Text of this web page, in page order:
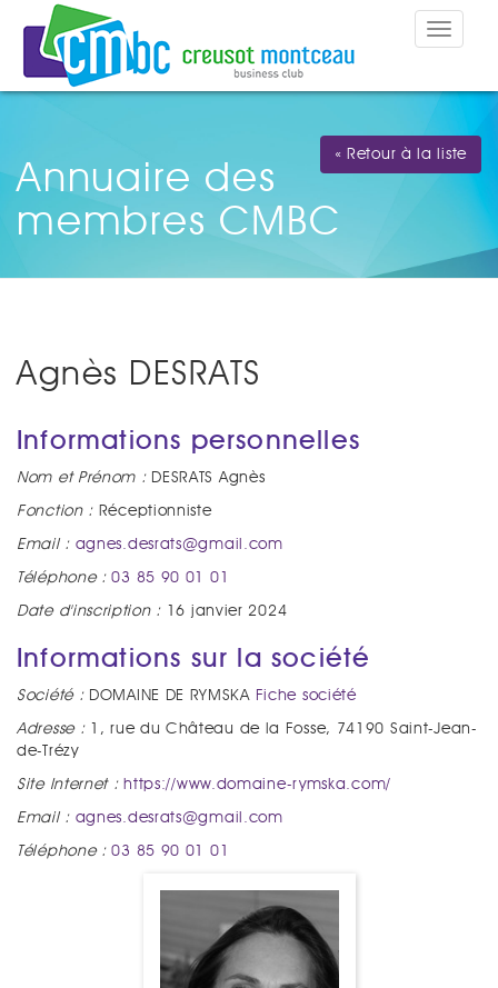
Toggle
« Retour à la liste
Annuaire des
membres CMBC
Agnès DESRATS
Informations personnelles
Nom et Prénom : DESRATS Agnès
Fonction : Réceptionniste
Email : agnes.desrats@gmail.com
Téléphone :03 85 90 01 01
Date d'inscription : 16 janvier 2024
Informations sur la société
Société : DOMAINE DE RYMSKA Fiche société
Adresse :
1, rue du Château de la Fosse, 74190 Saint-Jean-
de-Trézy
Site Internet : https://www.domaine-rymska.com/
Email : agnes.desrats@gmail.com
Téléphone :03 85 90 01 01